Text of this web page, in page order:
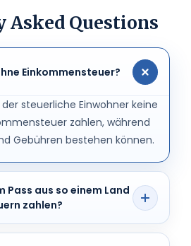
Asked Questions
Einkommensteuer?
steuerliche Einwohner keine
zahlen, während
Gebühren bestehen können.
Pass aus so einem Land
zahlen?
Entscheidend sind